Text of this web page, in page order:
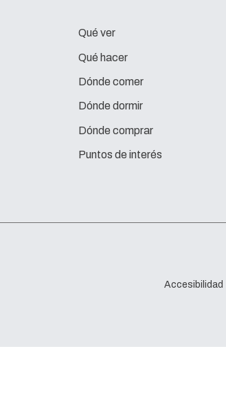
Qué ver
Qué hacer
Dónde comer
Dónde dormir
Dónde comprar
Puntos de interés
Accesibilidad